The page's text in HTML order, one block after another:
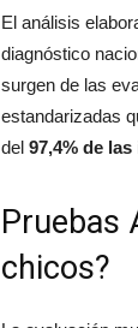
El análisis
diagnóstico
surgen de las
estandarizadas
del 97,4% de
Pruebas
chicos?